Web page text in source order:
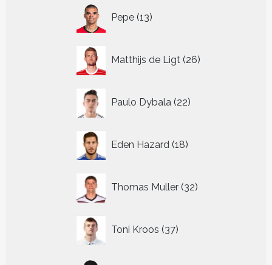
Pepe 13
producten
Matthijs de Ligt 26
producten
Paulo Dybala 22
producten
Eden Hazard 18
producten
Thomas Muller 32
producten
Toni Kroos 37
producten